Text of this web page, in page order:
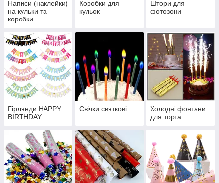
Написи (наклейки)
на кульки та
коробки
Коробки для
кульок
Штори для
фотозони
Гірлянди HAPPY
BIRTHDAY
Свічки святкові
Холодні фонтани
для торта